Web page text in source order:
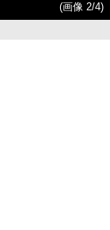
(画像 2/4)